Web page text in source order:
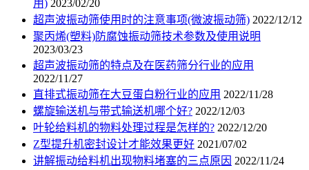
用) 2023/02/20
超声波振动筛使用时的注意事项(微波振动筛) 2022/12/12
聚丙烯(塑料)防腐蚀振动筛技术参数及使用说明
2023/03/23
超声波振动筛的特点及在医药筛分行业的应用
2022/11/27
直排式振动筛在大豆蛋白粉行业的应用 2022/11/28
螺旋输送机与带式输送机哪个好? 2022/12/03
叶轮给料机的物料处理过程是怎样的? 2022/12/20
Z型提升机密封设计才能效果更好 2021/07/02
讲解振动给料机出现物料堵塞的三点原因 2022/11/24